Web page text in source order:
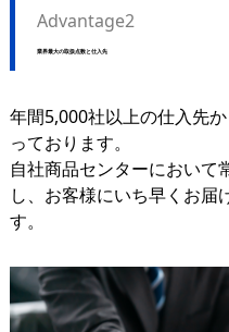
Advantage2
業界最大の取扱点数と仕入先
年間5,000社以上の仕入先
っております。
自社商品センターにおいて
し、お客様にいち早くお届
す。